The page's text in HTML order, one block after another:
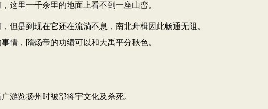
这里一千余里的地面上看不到一座山峦。
但是到现在它还在流淌不息，南北舟楫因此畅通无阻。
情，隋炀帝的功绩可以和大禹平分秋色。
游览扬州时被部将宇文化及杀死。